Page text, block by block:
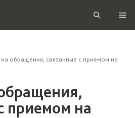
обращения, связанные с приемом на
приемом на